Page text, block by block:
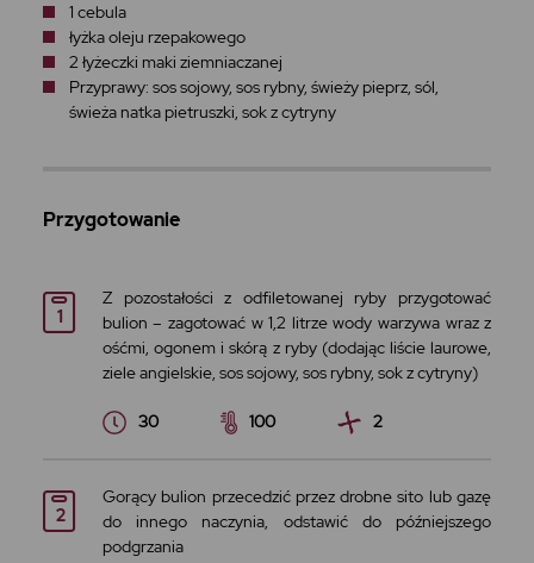
1 cebula
łyżka oleju rzepakowego
2 łyżeczki maki ziemniaczanej
Przyprawy: sos sojowy, sos rybny, świeży pieprz, sól,
świeża natka pietruszki, sok z cytryny
Przygotowanie
Z pozostałości z odfiletowanej ryby przygotować
bulion – zagotować w 1,2 litrze wody warzywa wraz z
ośćmi, ogonem i skórą z ryby (dodając liście laurowe,
ziele angielskie, sos sojowy, sos rybny, sok z cytryny)
30 100 2
Gorący bulion przecedzić przez drobne sito lub gazę
do innego naczynia, odstawić do późniejszego
podgrzania